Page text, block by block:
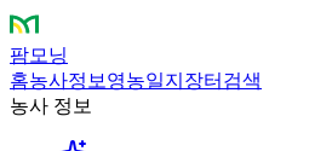
팜모닝
홈농사정보 영농일지 장터 검색
농사 정보